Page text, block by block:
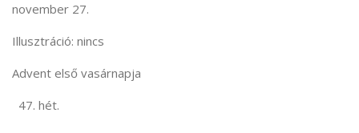
november 27.
Illusztráció: nincs
Advent első vasárnapja
hét.